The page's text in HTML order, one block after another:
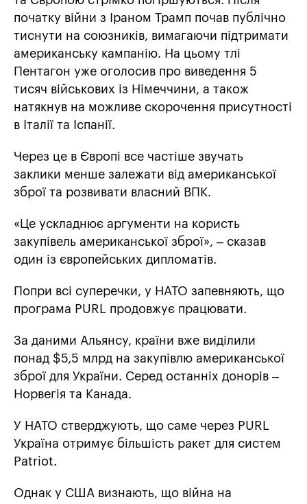
початку війни з Іраном Трамп почав публічно
тиснути на союзників, вимагаючи підтримати
американську кампанію. На цьому тлі
Пентагон уже оголосив про виведення 5
тисяч військових із Німеччини, а також
натякнув на можливе скорочення присутності
в Італії та Іспанії.
Через це в Європі все частіше звучать
заклики менше залежати від американської
зброї та розвивати власний ВПК.
«Це ускладнює аргументи на користь
закупівель американської зброї», – сказав
один із європейських дипломатів.
Попри всі суперечки, у НАТО запевняють, що
програма PURL продовжує працювати.
За даними Альянсу, країни вже виділили
понад $5,5 млрд на закупівлю американської
зброї для України. Серед останніх донорів –
Норвегія та Канада.
У НАТО стверджують, що саме через PURL
Україна отримує більшість ракет для систем
Patriot.
Однак у США визнають, що війна на